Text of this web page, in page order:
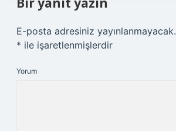
E-posta adresiniz yayınlanmayacak.
* ile işaretlenmişlerdir
Yorum